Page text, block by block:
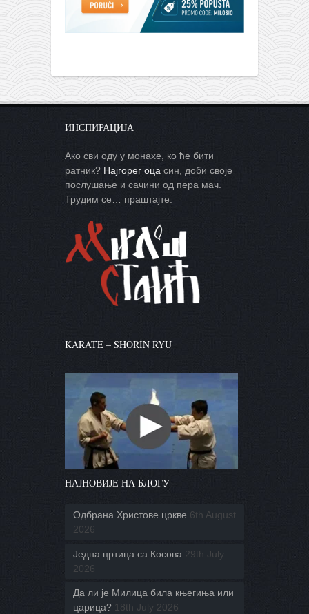
ИНСПИРАЦИЈА
Ако сви оду у монахе, ко ће бити
ратник? Најгорег оца син, доби своје
послушање и сачини од пера мач.
Трудим се… праштајте.
KARATE – SHORIN RYU
НАЈНОВИЈЕ НА БЛОГУ
Одбрана Христове цркве 6th August
2026
Једна цртица са Косова 29th July
2026
Да ли је Милица била књегиња или
царица? 18th July 2026